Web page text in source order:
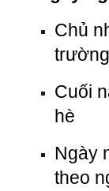
Chủ
trường
Cuối
hè
Ngày
theo